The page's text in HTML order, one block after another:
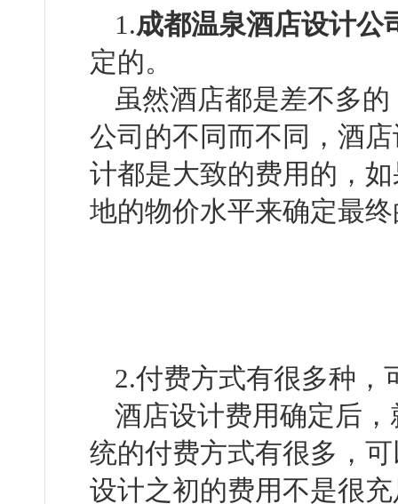
1.成都温泉酒店设计公
定的。
虽然酒店都是差不多的
公司的不同而不同，
计都是大致的费用的，
地的物价水平来确定最终
2.付费方式有很多种
酒店设计费用确定后
统的付费方式有很多，
设计之初的费用不是很充足